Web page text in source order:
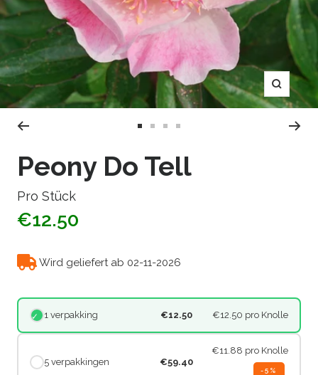
Zoom
1
3
4
Peony Do Tell
Pro Stück
€12.50
Wird geliefert ab 02-11-2026
1 verpakking €12.50 €12.50 pro Knolle
5 verpakkingen €59.40
€11.88 pro Knolle
-5%